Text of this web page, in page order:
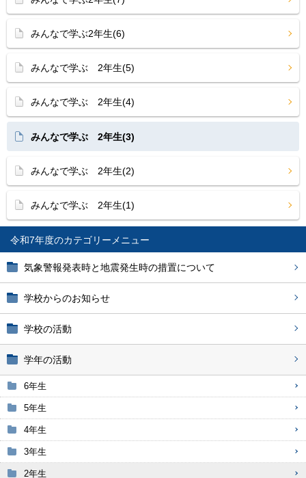
令和7年度
気象警報発表時と地震発生時の措置について
学校からのお知らせ
学校の活動
学年の活動
6年生
5年生
4年生
3年生
2年生
みんなで学ぶ2年生(6)
みんなで学ぶ 2年生(5)
みんなで学ぶ 2年生(4)
みんなで学ぶ 2年生(3)
みんなで学ぶ 2年生(2)
みんなで学ぶ 2年生(1)